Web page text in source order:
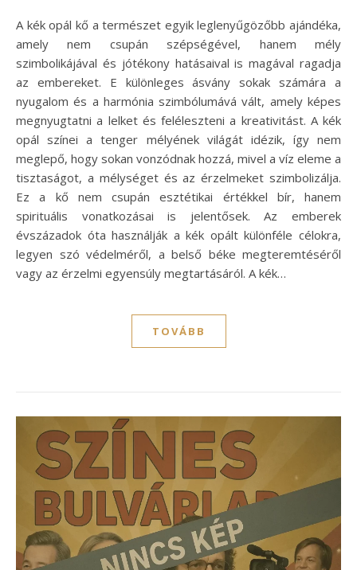
A kék opál kő a természet egyik leglenyűgözőbb ajándéka,
amely nem csupán szépségével, hanem mély
szimbolikájával és jótékony hatásaival is magával ragadja
az embereket. E különleges ásvány sokak számára a
nyugalom és a harmónia szimbólumává vált, amely képes
megnyugtatni a lelket és feléleszteni a kreativitást. A kék
opál színei a tenger mélyének világát idézik, így nem
meglepő, hogy sokan vonzódnak hozzá, mivel a víz eleme a
tisztaságot, a mélységet és az érzelmeket szimbolizálja.
Ez a kő nem csupán esztétikai értékkel bír, hanem
spirituális vonatkozásai is jelentősek. Az emberek
évszázadok óta használják a kék opált különféle célokra,
legyen szó védelméről, a belső béke megteremtéséről
vagy az érzelmi egyensúly megtartásáról. A kék…
TOVÁBB